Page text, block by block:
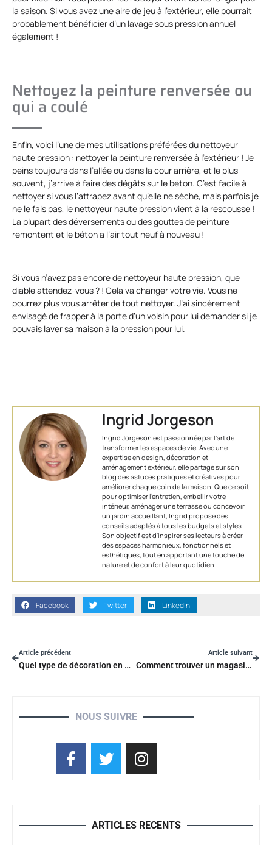
la saison. Si vous avez une aire de jeu à l’extérieur, elle pourrait
probablement bénéficier d’un lavage sous pression annuel
également !
Nettoyez la peinture renversée ou
qui a coulé
Enfin, voici l’une de mes utilisations préférées du nettoyeur
haute pression : nettoyer la peinture renversée à l’extérieur ! Je
peins toujours dans l’allée ou dans la cour arrière, et le plus
souvent, j’arrive à faire des dégâts sur le béton. C’est facile à
nettoyer si vous l’attrapez avant qu’elle ne sèche, mais parfois je
ne le fais pas, le nettoyeur haute pression vient à la rescousse !
La plupart des déversements ou des gouttes de peinture
remontent et le béton a l’air tout neuf à nouveau !
Si vous n’avez pas encore de nettoyeur haute pression, que
diable attendez-vous ? ! Cela va changer votre vie. Vous ne
pourrez plus vous arrêter de tout nettoyer. J’ai sincèrement
envisagé de frapper à la porte d’un voisin pour lui demander si je
pouvais laver sa maison à la pression pour lui.
Ingrid Jorgeson
Ingrid Jorgeson est passionnée par l'art de
transformer les espaces de vie. Avec une
expertise en design, décoration et
aménagement extérieur, elle partage sur son
blog des astuces pratiques et créatives pour
améliorer chaque coin de la maison. Que ce soit
pour optimiser l’entretien, embellir votre
intérieur, aménager une terrasse ou concevoir
un jardin accueillant, Ingrid propose des
conseils adaptés à tous les budgets et styles.
Son objectif est d'inspirer ses lecteurs à créer
des espaces harmonieux, fonctionnels et
esthétiques, tout en apportant une touche de
nature et de confort à leur quotidien.
Facebook Twitter LinkedIn
Article précédent
Quel type de décoration en macramé choisir ?
Article suivant
Comment trouver un magasin de meubles de qualité
NOUS SUIVRE
ARTICLES RECENTS